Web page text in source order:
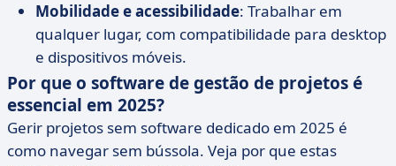
Mobilidade e acessibilidade: Trabalhar em
qualquer lugar, com compatibilidade para desktop
e dispositivos móveis.
Por que o software de gestão de projetos é
essencial em 2025?
Gerir projetos sem software dedicado em 2025 é
como navegar sem bússola. Veja por que estas